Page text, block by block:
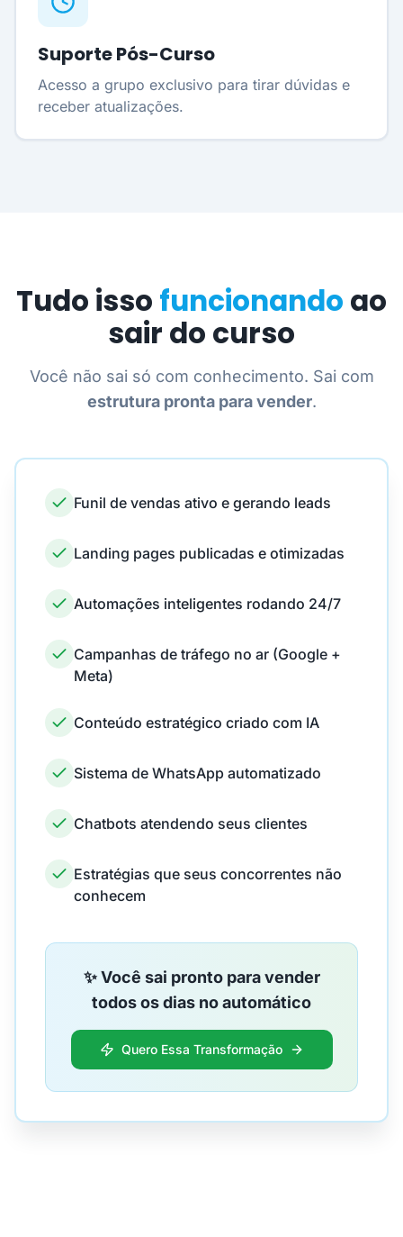
Suporte Pós-Curso
Acesso a grupo exclusivo para tirar dúvidas e
receber atualizações.
Tudo isso funcionando ao
sair do curso
Você não sai só com conhecimento. Sai com
estrutura pronta para vender.
Funil de vendas ativo e gerando leads
Landing pages publicadas e otimizadas
Automações inteligentes rodando 24/7
Campanhas de tráfego no ar (Google +
Meta)
Conteúdo estratégico criado com IA
Sistema de WhatsApp automatizado
Chatbots atendendo seus clientes
Estratégias que seus concorrentes não
conhecem
✨ Você sai pronto para vender
todos os dias no automático
Quero Essa Transformação